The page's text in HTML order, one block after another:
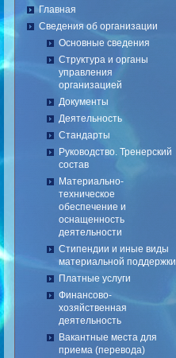
Главная
Сведения об организации
Основные сведения
Структура и органы
управления
организацией
Документы
Деятельность
Стандарты
Руководство. Тренерский
состав
Материально-
техническое
обеспечение и
оснащенность
деятельности
Стипендии и иные виды
материальной поддержки
Платные услуги
Финансово-
хозяйственная
деятельность
Вакантные места для
приема (перевода)